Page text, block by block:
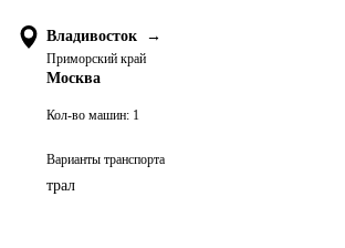
Владивосток →
Приморский край
Москва
Кол-во машин: 1
Варианты транспорта
трал